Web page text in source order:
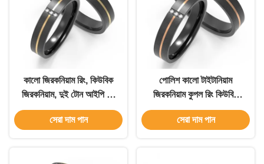
কালো জিরকনিয়াম রিং, কিউবিক
জিরকনিয়াম, দুই টোন আইপি কে
গোল্ড
সেরা দাম পান
পোলিশ কালো টাইটানিয়াম
জিরকনিয়াম কুপল রিং কিউবিক
জিরকনিয়াম দুই টোন আইপি গোল্ড
সেরা দাম পান